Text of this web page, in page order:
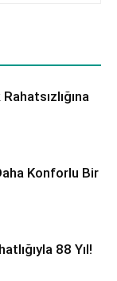
Konforlu Bir
88 Yıl!